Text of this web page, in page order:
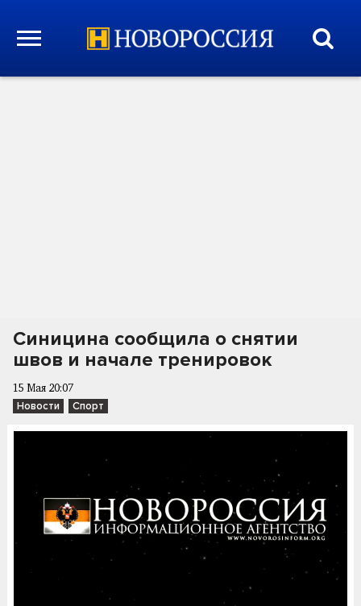
Синицина сообщила о снятии
швов и начале тренировок
15 Мая 20:07
Новости Спорт